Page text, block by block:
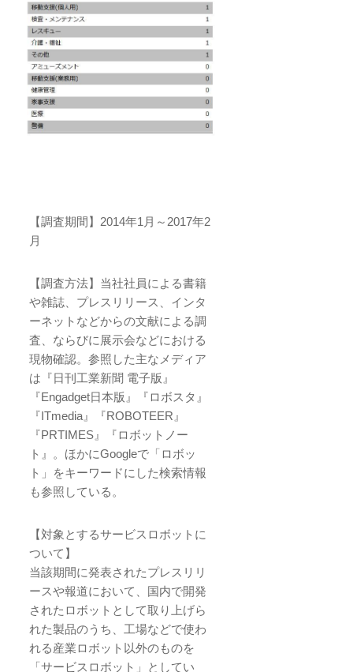
【調査期間】2014年1月～2017年2
月
【調査方法】当社社員による書籍
や雑誌、プレスリリース、インタ
ーネットなどからの文献による調
査、ならびに展示会などにおける
現物確認。参照した主なメディア
は『日刊工業新聞 電子版』
『Engadget日本版』『ロボスタ』
『ITmedia』『ROBOTEER』
『PRTIMES』『ロボットノー
ト』。ほかにGoogleで「ロボッ
ト」をキーワードにした検索情報
も参照している。
【対象とするサービスロボットに
ついて】
当該期間に発表されたプレスリリ
ースや報道において、国内で開発
されたロボットとして取り上げら
れた製品のうち、工場などで使わ
れる産業ロボット以外のものを
「サービスロボット」としてい